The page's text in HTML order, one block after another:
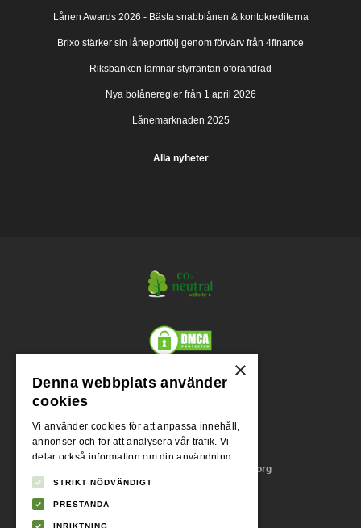
Lånen Awards 2026 - Bästa snabblånen & kontokrediterna
Brixo stärker sin låneportfölj genom förvärv från 4finance
Riksbanken lämnar styrräntan oförändrad
Nya bolåneregler från 1 april 2026
Lånemarknaden 2025
Alla nyheter
Org.nr.
Adress
Stora Badhusgatan 18, 411 21 Göteborg
×
Denna webbplats använder
cookies
Vi använder cookies för att anpassa innehåll,
annonser och för att analysera vår trafik. Vi
delar också information om din användning
analyspartners som kan kombinera den med
annan information som du har tillhandahållit
dem eller som de har samlat in från din
STRIKT NÖDVÄNDIGT
PRESTANDA
INRIKTNING